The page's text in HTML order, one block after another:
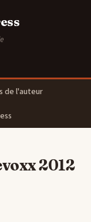
de l'auteur
2012